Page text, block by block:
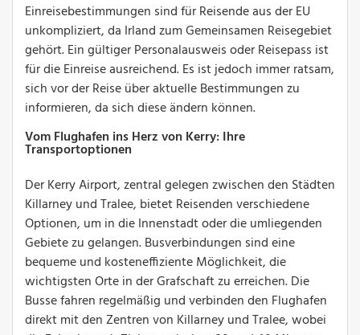
Einreisebestimmungen sind für Reisende aus der EU
unkompliziert, da Irland zum Gemeinsamen Reisegebiet
gehört. Ein gültiger Personalausweis oder Reisepass ist
für die Einreise ausreichend. Es ist jedoch immer ratsam,
sich vor der Reise über aktuelle Bestimmungen zu
informieren, da sich diese ändern können.
Vom Flughafen ins Herz von Kerry: Ihre
Transportoptionen
Der Kerry Airport, zentral gelegen zwischen den Städten
Killarney und Tralee, bietet Reisenden verschiedene
Optionen, um in die Innenstadt oder die umliegenden
Gebiete zu gelangen. Busverbindungen sind eine
bequeme und kosteneffiziente Möglichkeit, die
wichtigsten Orte in der Grafschaft zu erreichen. Die
Busse fahren regelmäßig und verbinden den Flughafen
direkt mit den Zentren von Killarney und Tralee, wobei